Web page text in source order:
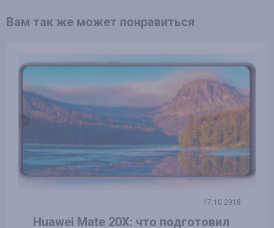
Вам так же может понравиться
17.10.2018
Huawei Mate 20X: что подготовил